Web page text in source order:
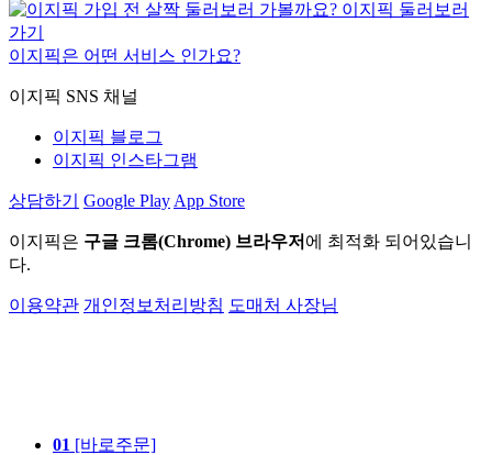
이지픽은 어떤 서비스 인가요?
이지픽 SNS 채널
이지픽 블로그
이지픽 인스타그램
상담하기 Google Play App Store
이지픽은 구글 크롬(Chrome) 브라우저 에 최적화 되어있습니
다.
이용약관 개인정보처리방침 도매처 사장님
01 [바로주문]